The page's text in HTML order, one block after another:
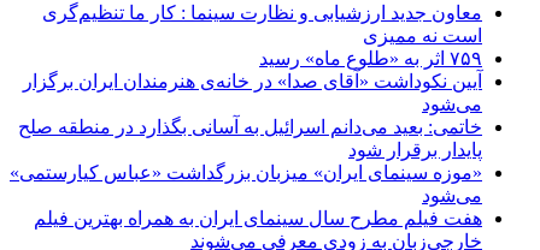
معاون جدید ارزشیابی و نظارت سینما : کار ما تنظیم‌گری
است نه ممیزی
۷۵۹ اثر به «طلوع ماه» رسید
آیین نکوداشت «آقای صدا» در خانه‌ی هنرمندان ایران برگزار
می‌شود
خاتمی: بعید می‌دانم اسرائیل به آسانی بگذارد در منطقه صلح
پایدار برقرار شود
«موزه سینمای ایران» میزبان بزرگداشت «عباس کیارستمی»
می‌شود
هفت فیلم مطرح سال سینمای ایران به همراه بهترین فیلم
خارجی‌زبان به زودی معرفی می‌شوند